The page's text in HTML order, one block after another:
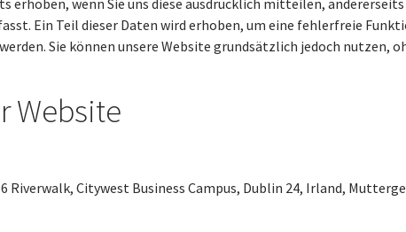
erhoben, wenn Sie uns diese ausdrücklich mitteilen,
Ein Teil dieser Daten wird erhoben, um eine fehlerfreie
Sie können unsere Website grundsätzlich jedoch nutzen,
Website
Citywest Business Campus, Dublin 24, Irland,